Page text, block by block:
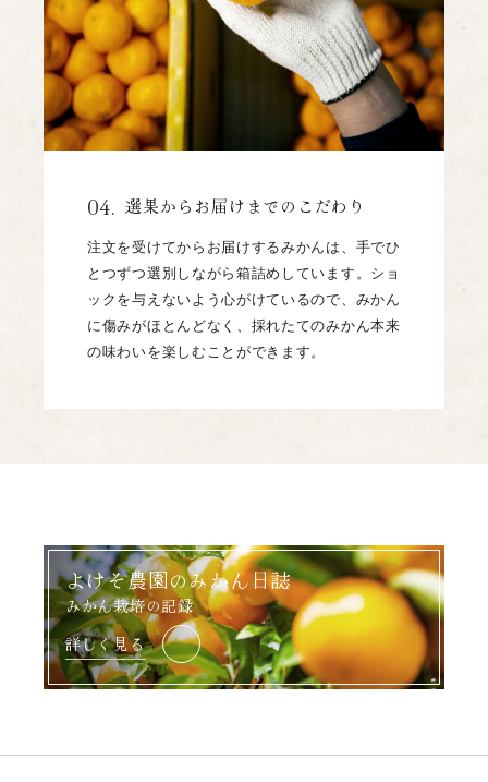
04. 選果からお届けまでのこだわり
注文を受けてからお届けするみかんは、手でひ
とつずつ選別しながら箱詰めしています。ショ
ックを与えないよう心がけているので、みかん
に傷みがほとんどなく、採れたてのみかん本来
の味わいを楽しむことができます。
よけそ農園のみかん日誌
みかん栽培の記録
詳しく見る